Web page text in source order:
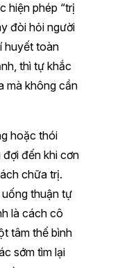
hiện phép “trị
đòi hỏi người
huyết toàn
thì tự khắc
mà không cần
hoặc thói
đợi đến khi cơn
chữa trị.
thuận tự
là cách cô
tâm thế bình
sớm tìm lại